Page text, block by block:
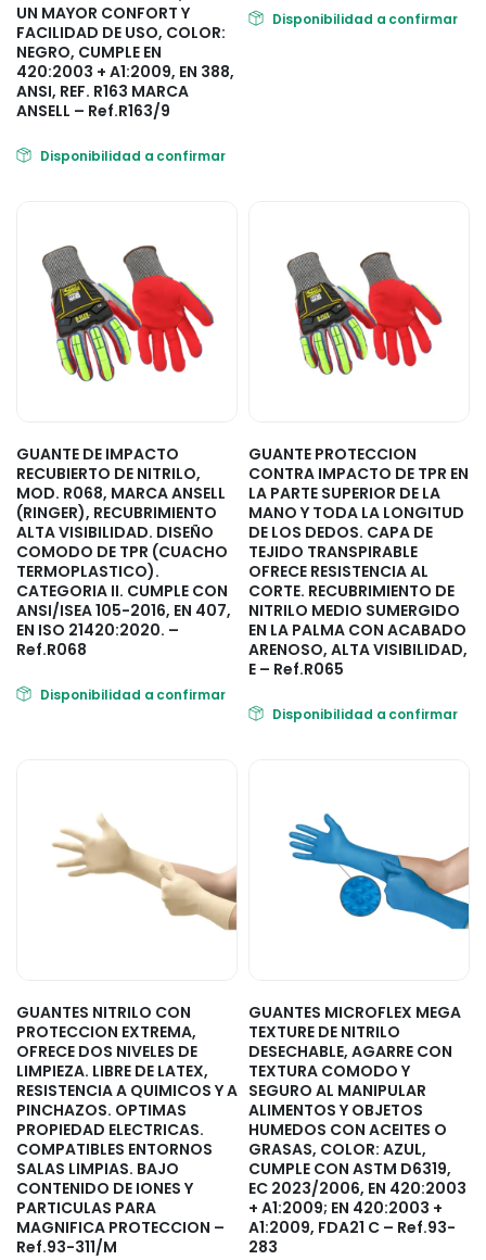
UN MAYOR CONFORT Y
FACILIDAD DE USO, COLOR:
NEGRO, CUMPLE EN
420:2003 + A1:2009, EN 388,
ANSI, REF. R163 MARCA
ANSELL – Ref.R163/9
Disponibilidad a confirmar
Disponibilidad a confirmar
GUANTE DE IMPACTO
RECUBIERTO DE NITRILO,
MOD. R068, MARCA ANSELL
(RINGER), RECUBRIMIENTO
ALTA VISIBILIDAD. DISEÑO
COMODO DE TPR (CUACHO
TERMOPLASTICO).
CATEGORIA II. CUMPLE CON
ANSI/ISEA 105-2016, EN 407,
EN ISO 21420:2020. –
Ref.R068
Disponibilidad a confirmar
GUANTE PROTECCION
CONTRA IMPACTO DE TPR EN
LA PARTE SUPERIOR DE LA
MANO Y TODA LA LONGITUD
DE LOS DEDOS. CAPA DE
TEJIDO TRANSPIRABLE
OFRECE RESISTENCIA AL
CORTE. RECUBRIMIENTO DE
NITRILO MEDIO SUMERGIDO
EN LA PALMA CON ACABADO
ARENOSO, ALTA VISIBILIDAD,
E – Ref.R065
Disponibilidad a confirmar
GUANTES NITRILO CON
PROTECCION EXTREMA,
OFRECE DOS NIVELES DE
LIMPIEZA. LIBRE DE LATEX,
RESISTENCIA A QUIMICOS Y A
PINCHAZOS. OPTIMAS
PROPIEDAD ELECTRICAS.
COMPATIBLES ENTORNOS
SALAS LIMPIAS. BAJO
CONTENIDO DE IONES Y
PARTICULAS PARA
MAGNIFICA PROTECCION –
Ref.93-311/M
GUANTES MICROFLEX MEGA
TEXTURE DE NITRILO
DESECHABLE, AGARRE CON
TEXTURA COMODO Y
SEGURO AL MANIPULAR
ALIMENTOS Y OBJETOS
HUMEDOS CON ACEITES O
GRASAS, COLOR: AZUL,
CUMPLE CON ASTM D6319,
EC 2023/2006, EN 420:2003
+ A1:2009; EN 420:2003 +
A1:2009, FDA21 C – Ref.93-
283